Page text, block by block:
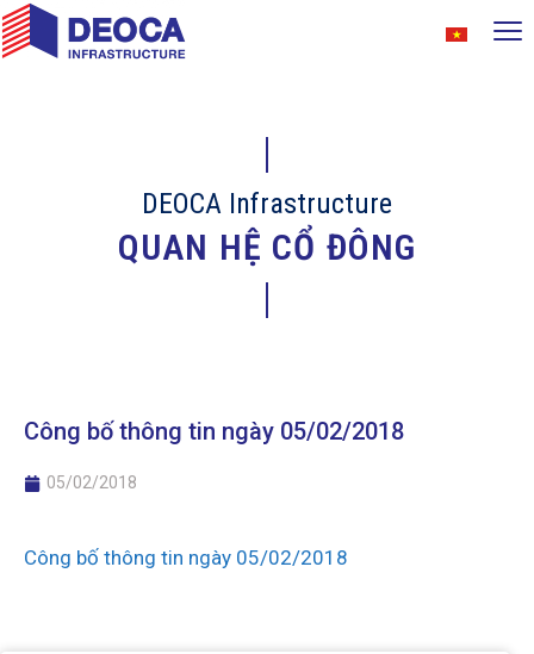
DEOCA Infrastructure
QUAN HỆ CỔ ĐÔNG
Công bố thông tin ngày 05/02/2018
05/02/2018
Công bố thông tin ngày 05/02/2018